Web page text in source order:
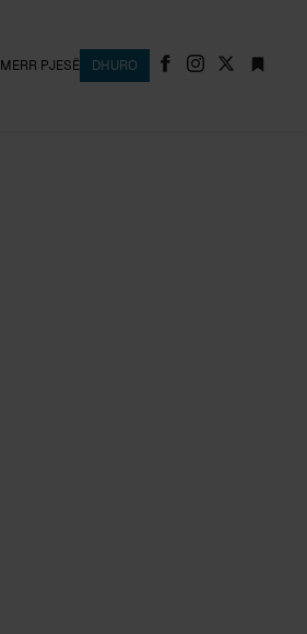
MERR PJESË DHURO